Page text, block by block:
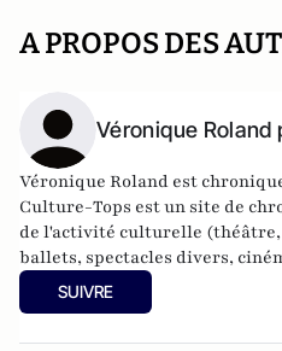
A PROPOS DES
Véronique Roland
Véronique Roland est
Culture-Tops est un site de
de l'activité culturelle (théâtre,
ballets, spectacles divers,
SUIVRE